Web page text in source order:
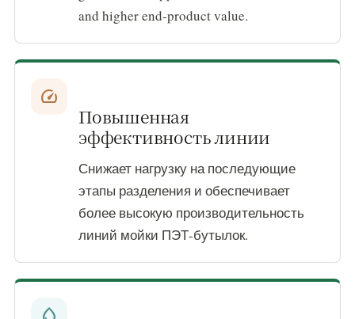
and higher end-product value.
speed
Повышенная
эффективность линии
Снижает нагрузку на последующие
этапы разделения и обеспечивает
более высокую производительность
линий мойки ПЭТ-бутылок.